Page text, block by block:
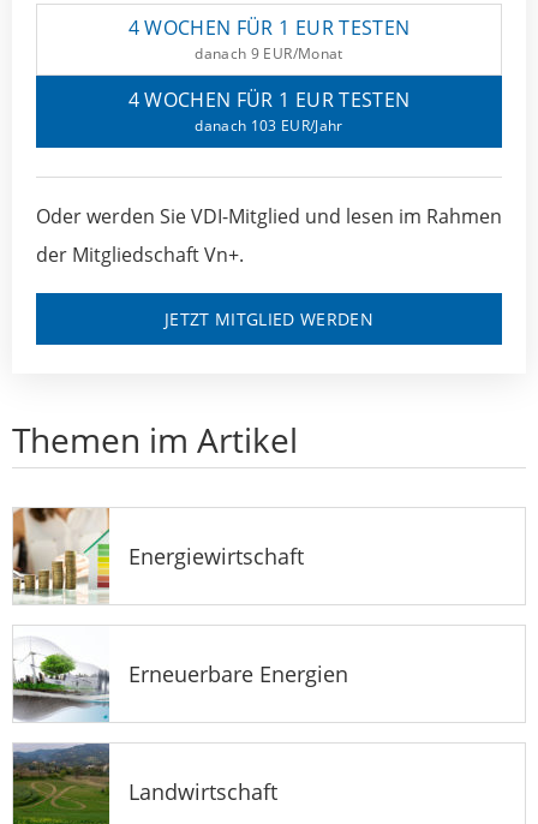
4 WOCHEN FÜR 1 EUR TESTEN
danach 9 EUR/Monat
4 WOCHEN FÜR 1 EUR TESTEN
danach 103 EUR/Jahr
Oder werden Sie VDI-Mitglied und lesen im Rahmen
der Mitgliedschaft Vn+.
JETZT MITGLIED WERDEN
Themen im Artikel
Energiewirtschaft
Erneuerbare Energien
Landwirtschaft